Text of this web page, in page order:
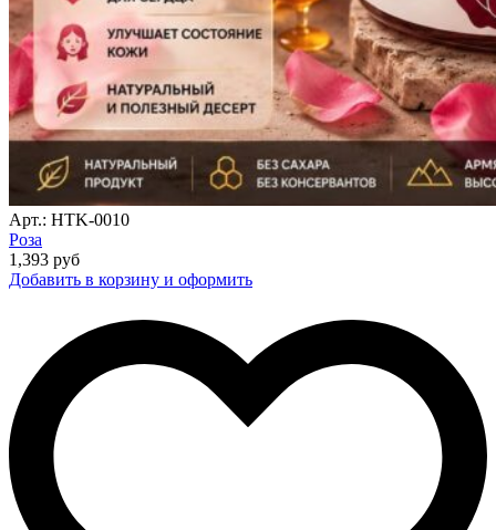
Арт.: HTK-0010
Роза
1,393 руб
Добавить в корзину и оформить